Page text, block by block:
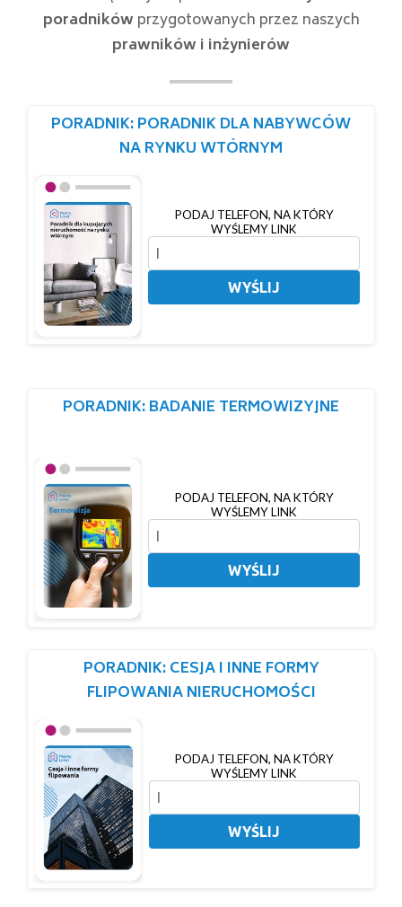
poradników przygotowanych przez naszych
prawników i inżynierów
PORADNIK: PORADNIK DLA NABYWCÓW
NA RYNKU WTÓRNYM
PODAJ TELEFON, NA KTÓRY
WYŚLEMY LINK
WYŚLIJ
PORADNIK: BADANIE TERMOWIZYJNE
PODAJ TELEFON, NA KTÓRY
WYŚLEMY LINK
WYŚLIJ
PORADNIK: CESJA I INNE FORMY
FLIPOWANIA NIERUCHOMOŚCI
PODAJ TELEFON, NA KTÓRY
WYŚLEMY LINK
WYŚLIJ